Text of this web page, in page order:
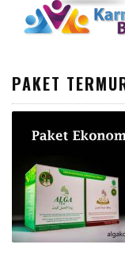
PAKET